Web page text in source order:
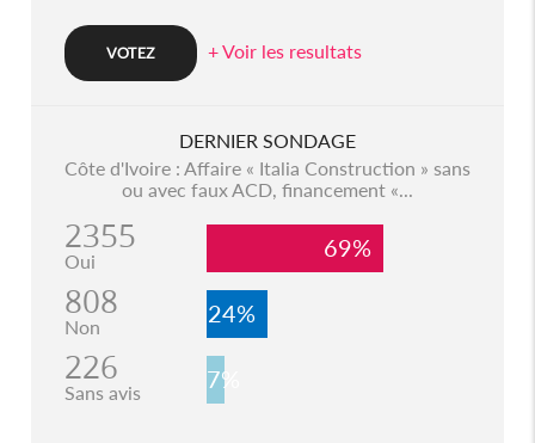
+ Voir les resultats
DERNIER SONDAGE
Côte d'Ivoire : Affaire « Italia Construction » sans
ou avec faux ACD, financement «...
2355
Oui 69%
808
Non 24%
226
Sans avis 7%